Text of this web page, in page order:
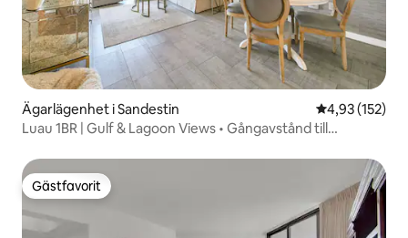
Ägarlägenhet i Sandestin 4,93 av 5 i
4,93 (152)
Luau 1BR | Gulf & Lagoon Views • Gångavstånd till
Gästfavorit
Gästfavorit